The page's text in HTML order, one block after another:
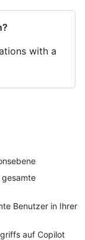
with a
Benutzer in Ihrer
auf Copilot